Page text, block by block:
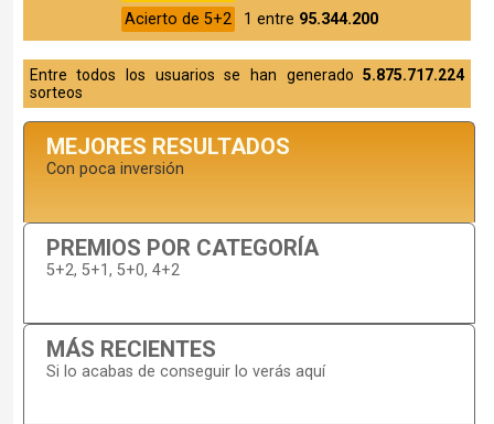
Acierto de 5+2
1 entre 95.344.200
Entre todos los usuarios se han generado5.875.717.224
sorteos
MEJORES RESULTADOS
Con poca inversión
PREMIOS POR CATEGORÍA
5+2, 5+1, 5+0, 4+2
MÁS RECIENTES
Si lo acabas de conseguir lo verás aquí